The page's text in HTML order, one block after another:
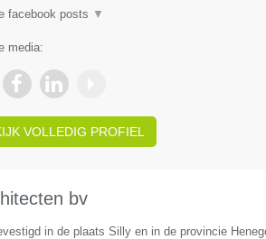
facebook posts ▼
media:
VOLLEDIG PROFIEL
bv
in de plaats Silly en in de provincie